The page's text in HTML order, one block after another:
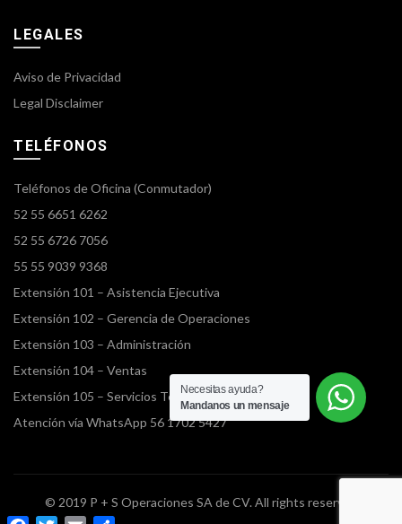
LEGALES
Aviso de Privacidad
Legal Disclaimer
TELÉFONOS
Teléfonos de Oficina (Conmutador)
52 55 6651 6262
52 55 6726 7056
55 55 9039 9368
Extensión 101 – Asistencia Ejecutiva
Extensión 102 – Gerencia de Operaciones
Extensión 103 – Administración
Extensión 104 – Ventas
Extensión 105 – Servicios Terrestres
Atención vía WhatsApp 56 1702 5427
© 2019 P + S Operaciones SA de CV. All rights reserved
Necesitas ayuda?
Mandanos un mensaje